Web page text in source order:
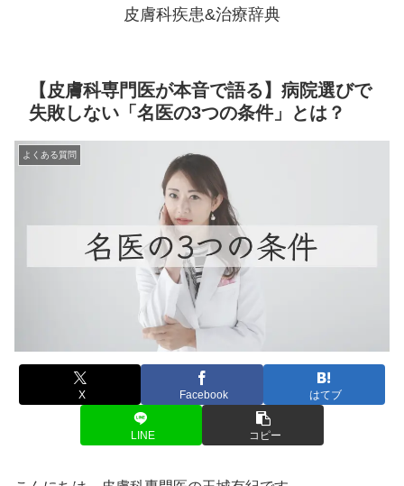
皮膚科疾患&治療辞典
【皮膚科専門医が本音で語る】病院選びで
失敗しない「名医の3つの条件」とは？
よくある質問
X Facebook はてブ
LINE コピー